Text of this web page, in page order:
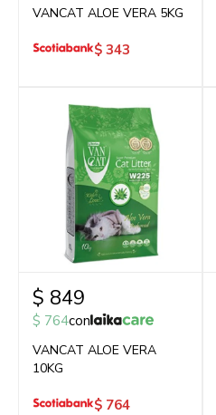
VANCAT ALOE VERA 5KG
$ 343
$ 849
$ 764con
VANCAT ALOE VERA
10KG
$ 764